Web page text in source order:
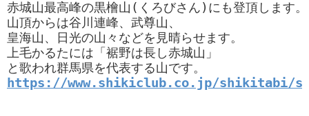
赤城山最高峰の黒檜山(くろびさん)にも登頂します。
山頂からは谷川連峰、武尊山、
皇海山、日光の山々などを見晴らせます。
上毛かるたには「裾野は長し赤城山」
https://www.shikiclub.co.jp/shikitabi/